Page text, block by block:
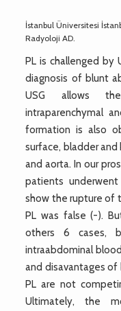
İstanbul Üniversitesi
Radyoloji AD.
PL is challenged by
diagnosis of blunt
USG allows
intraparenchymal
formation is also
surface, bladder and
and aorta. In our
patients
show the rupture of
PL was false (-).
others 6 cases,
intraabdominal
and disavantages
PL are not
Ultimately, the